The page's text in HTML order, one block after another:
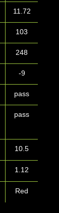
11.72
103
248
-9
pass
pass
10.5
1.12
Red